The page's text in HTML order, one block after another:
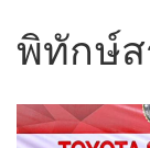
พิทักษ์ส